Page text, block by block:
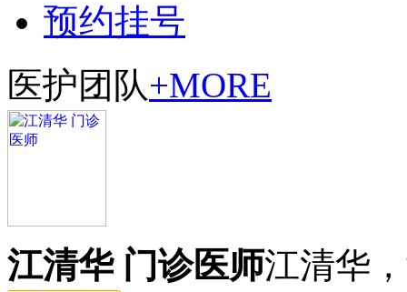
预约挂号
医护团队+MORE
江清华 门诊医师江清华